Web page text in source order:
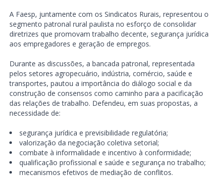
A Faesp, juntamente com os Sindicatos Rurais, representou o
segmento patronal rural paulista no esforço de consolidar
diretrizes que promovam trabalho decente, segurança jurídica
aos empregadores e geração de empregos.
Durante as discussões, a bancada patronal, representada
pelos setores agropecuário, indústria, comércio, saúde e
transportes, pautou a importância do diálogo social e da
construção de consensos como caminho para a pacificação
das relações de trabalho. Defendeu, em suas propostas, a
necessidade de:
segurança jurídica e previsibilidade regulatória;
valorização da negociação coletiva setorial;
combate à informalidade e incentivo à conformidade;
qualificação profissional e saúde e segurança no trabalho;
mecanismos efetivos de mediação de conflitos.